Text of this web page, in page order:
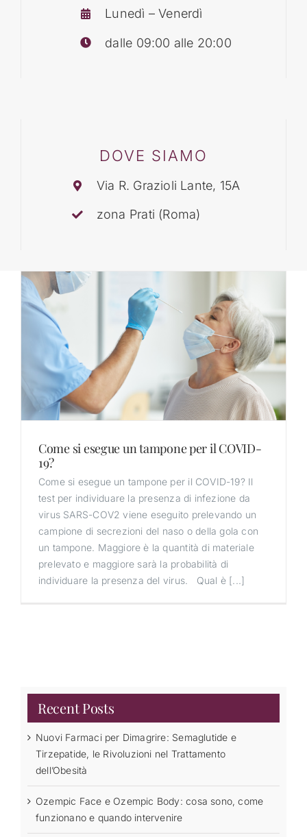
Lunedì – Venerdì
dalle 09:00 alle 20:00
DOVE SIAMO
Via R. Grazioli Lante, 15A
zona Prati (Roma)
Come si esegue un tampone per il COVID-
19?
Come si esegue un tampone per il COVID-19? Il
test per individuare la presenza di infezione da
virus SARS-COV2 viene eseguito prelevando un
campione di secrezioni del naso o della gola con
un tampone. Maggiore è la quantità di materiale
prelevato e maggiore sarà la probabilità di
individuare la presenza del virus. Qual è [...]
Recent Posts
Nuovi Farmaci per Dimagrire: Semaglutide e
Tirzepatide, le Rivoluzioni nel Trattamento
dell’Obesità
Ozempic Face e Ozempic Body: cosa sono, come
funzionano e quando intervenire